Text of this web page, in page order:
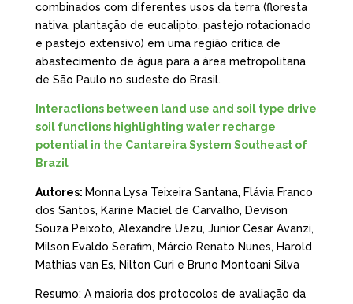
combinados com diferentes usos da terra (floresta
nativa, plantação de eucalipto, pastejo rotacionado
e pastejo extensivo) em uma região crítica de
abastecimento de água para a área metropolitana
de São Paulo no sudeste do Brasil.
Interactions between land use and soil type drive
soil functions highlighting water recharge
potential in the Cantareira System Southeast of
Brazil
Autores: Monna Lysa Teixeira Santana, Flávia Franco
dos Santos, Karine Maciel de Carvalho, Devison
Souza Peixoto, Alexandre Uezu, Junior Cesar Avanzi,
Milson Evaldo Serafim, Márcio Renato Nunes, Harold
Mathias van Es, Nilton Curi e Bruno Montoani Silva
Resumo: A maioria dos protocolos de avaliação da